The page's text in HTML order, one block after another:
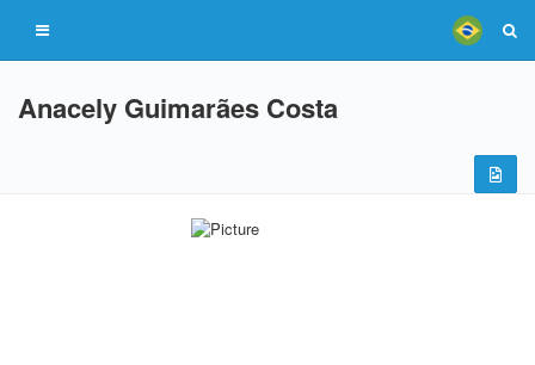
Anacely Guimarães Costa